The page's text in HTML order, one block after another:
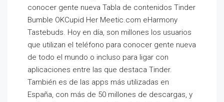
conocer gente nueva Tabla de contenidos Tinder
Bumble OKCupid Her Meetic.com eHarmony
Tastebuds. Hoy en día, son millones los usuarios
que utilizan el teléfono para conocer gente nueva
de todo el mundo o incluso para ligar con
aplicaciones entre las que destaca Tinder.
También es de las apps más utilizadas en
España, con más de 50 millones de descargas, y